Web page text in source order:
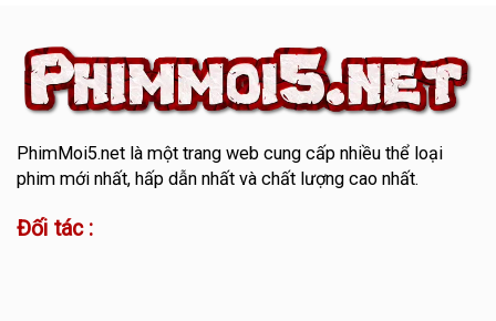
PhimMoi5.netlà một trang web cung cấp nhiều thể loại
phim mới nhất, hấp dẫn nhất và chất lượng cao nhất.
Đối tác :